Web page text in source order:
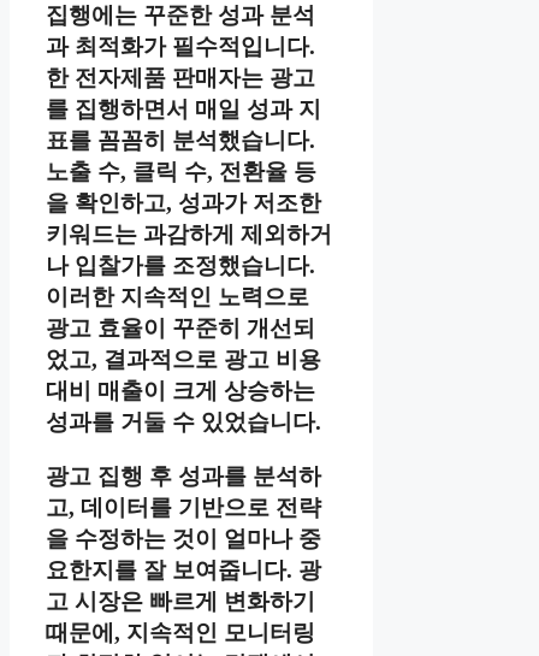
집행에는 꾸준한 성과 분석
과 최적화가 필수적입니다.
한 전자제품 판매자는 광고
를 집행하면서 매일 성과 지
표를 꼼꼼히 분석했습니다.
노출 수, 클릭 수, 전환율 등
을 확인하고, 성과가 저조한
키워드는 과감하게 제외하거
나 입찰가를 조정했습니다.
이러한 지속적인 노력으로
광고 효율이 꾸준히 개선되
었고, 결과적으로 광고 비용
대비 매출이 크게 상승하는
성과를 거둘 수 있었습니다.
광고 집행 후 성과를 분석하
고, 데이터를 기반으로 전략
을 수정하는 것이 얼마나 중
요한지를 잘 보여줍니다. 광
고 시장은 빠르게 변화하기
때문에, 지속적인 모니터링